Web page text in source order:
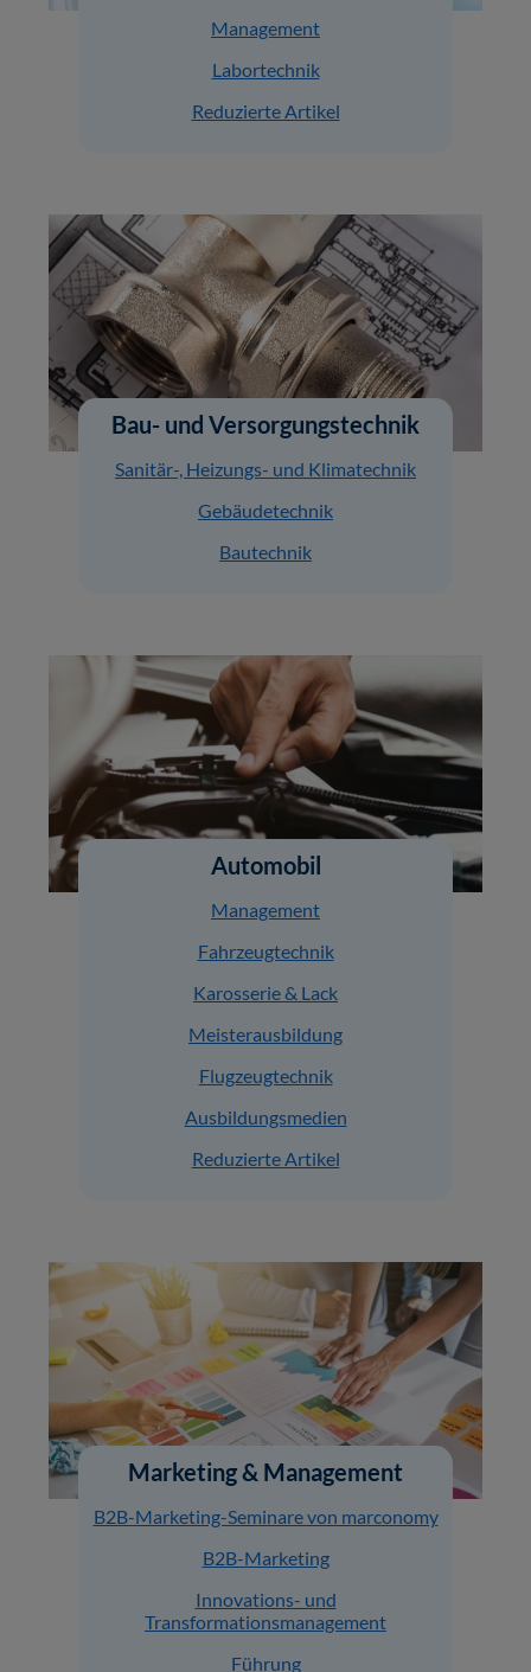
Management
Labortechnik
Reduzierte Artikel
Bau- und Versorgungstechnik
Sanitär-, Heizungs- und Klimatechnik
Gebäudetechnik
Bautechnik
Automobil
Management
Fahrzeugtechnik
Karosserie & Lack
Meisterausbildung
Flugzeugtechnik
Ausbildungsmedien
Reduzierte Artikel
Marketing & Management
B2B-Marketing-Seminare von marconomy
B2B-Marketing
Innovations- und
Transformationsmanagement
Führung